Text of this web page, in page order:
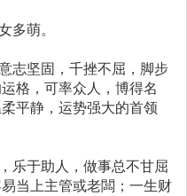
多萌。
志坚固，千挫不屈，脚步
格，可率众人，博得名
平静，运势强大的首领
乐于助人，做事总不甘屈
当上主管或老闆；一生财